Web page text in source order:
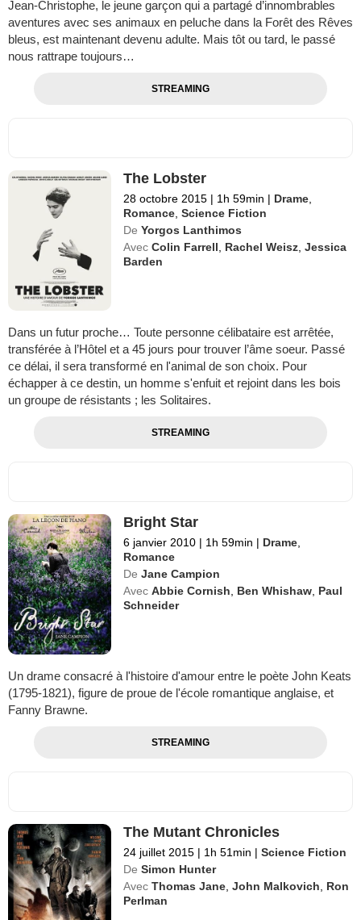
Jean-Christophe, le jeune garçon qui a partagé d’innombrables
aventures avec ses animaux en peluche dans la Forêt des Rêves
bleus, est maintenant devenu adulte. Mais tôt ou tard, le passé
nous rattrape toujours…
STREAMING
The Lobster
28 octobre 2015 | 1h 59min | Drame
Romance ,Science Fiction
De Yorgos Lanthimos
Avec Colin Farrell Rachel Weisz ,Jessica
Barden
Dans un futur proche… Toute personne célibataire est arrêtée,
transférée à l’Hôtel et a 45 jours pour trouver l’âme soeur. Passé
ce délai, il sera transformé en l'animal de son choix. Pour
échapper à ce destin, un homme s'enfuit et rejoint dans les bois
un groupe de résistants ; les Solitaires.
STREAMING
Bright Star
6 janvier 2010 | 1h 59min | Drame
Romance
De Jane Campion
Avec Abbie Cornish Ben Whishaw Paul
Schneider
Un drame consacré à l'histoire d'amour entre le poète John Keats
(1795-1821), figure de proue de l'école romantique anglaise, et
Fanny Brawne.
STREAMING
The Mutant Chronicles
24 juillet 2015 | 1h 51min | Science Fiction
De Simon Hunter
Avec Thomas Jane ,John Malkovich
Ron
Perlman